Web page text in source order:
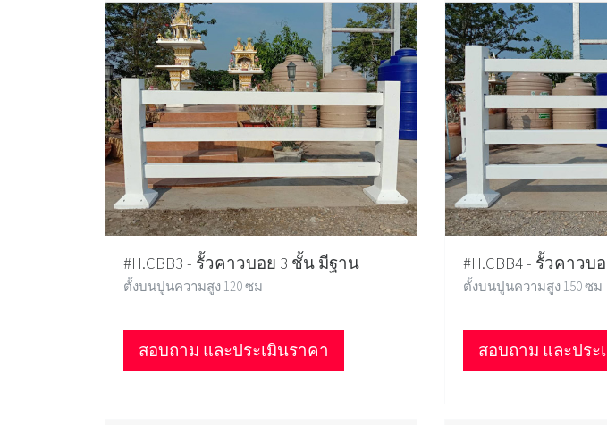
#H.CBB3 - รั้วคาวบอย 3 ชั้น มีฐาน
ตั้งบนปูนความสูง 120 ซม
สอบถาม และประเมินราคา
#H.CBB4 - รั้วคาว
ตั้งบนปูนความสูง 150 ซม
สอบถาม และประ